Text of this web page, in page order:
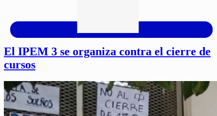
El IPEM 3 se organiza contra el cierre de
cursos